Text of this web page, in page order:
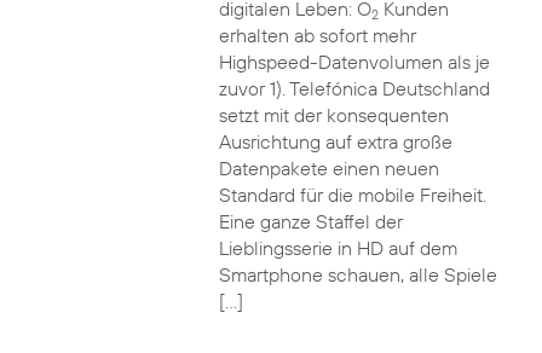
digitalen Leben: O2Kunden
erhalten ab sofort mehr
Highspeed-Datenvolumen als je
zuvor 1). Telefónica Deutschland
setzt mit der konsequenten
Ausrichtung auf extra große
Datenpakete einen neuen
Standard für die mobile Freiheit.
Eine ganze Staffel der
Lieblingsserie in HD auf dem
Smartphone schauen, alle Spiele
[…]